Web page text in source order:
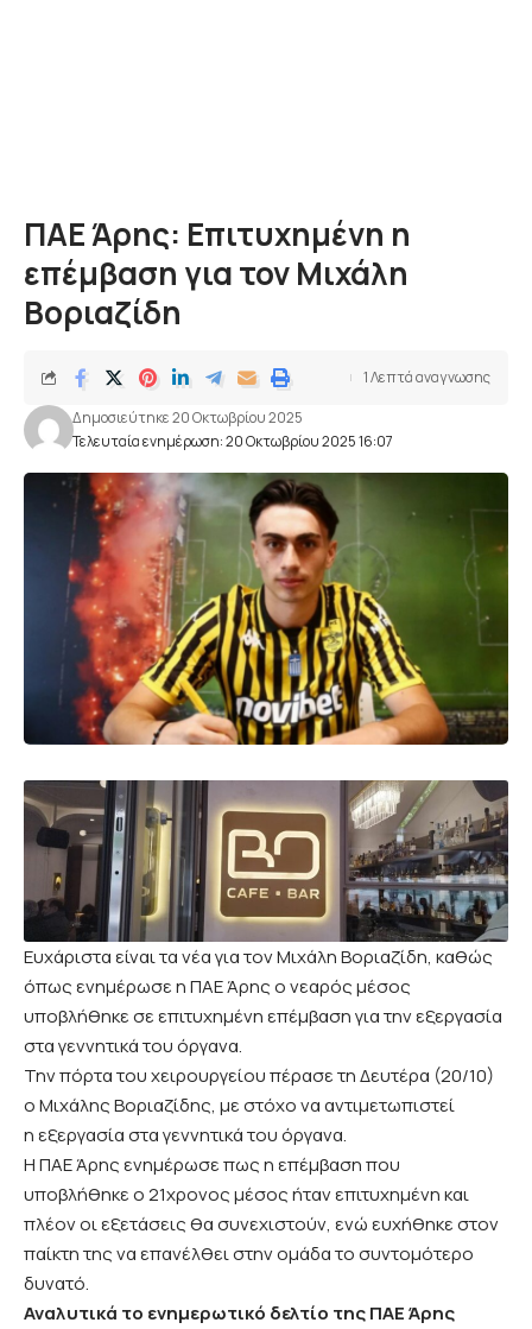
ΠΑΕ Άρης: Επιτυχημένη η
επέμβαση για τον Μιχάλη
Βοριαζίδη
Τελευταία ενημέρωση: 20 Οκτωβρίου 2025 16:07
Δημοσιεύτηκε 20 Οκτωβρίου 2025
1 Λεπτά αναγνωσης
Ευχάριστα είναι τα νέα για τον Μιχάλη Βοριαζίδη, καθώς
όπως ενημέρωσε η ΠΑΕ Άρης ο νεαρός μέσος
υποβλήθηκε σε επιτυχημένη επέμβαση για την εξεργασία
στα γεννητικά του όργανα.
Την πόρτα του χειρουργείου πέρασε τη Δευτέρα (20/10)
ο Μιχάλης Βοριαζίδης, με στόχο να αντιμετωπιστεί
ηεξεργασία στα γεννητικά του όργανα.
Η ΠΑΕ Άρης ενημέρωσε πως η επέμβαση που
υποβλήθηκε ο 21χρονος μέσος ήταν επιτυχημένη και
πλέον οι εξετάσεις θα συνεχιστούν, ενώ ευχήθηκε στον
παίκτη της να επανέλθει στην ομάδα το συντομότερο
δυνατό.
Αναλυτικά το ενημερωτικό δελτίο της ΠΑΕ Άρης